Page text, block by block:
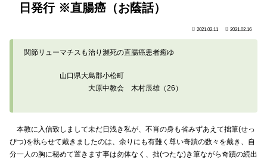
日発行 ※直腸癌（お蔭話）
2021.02.11 2021.02.16
関節リューマチスも治り瀕死の直腸癌患者癒ゆ
山口県大島郡小松町
大原中教会 木村辰雄（26）
本教に入信致しまして未だ日浅き私が、不肖の身も省みずあえて拙筆(せっ
ぴつ)を執らせて戴きましたのは、余りにも有難く尊い奇蹟の数々を戴き、自
分一人の胸に秘めて置きます事は勿体なく、拙(つたな)き筆ながら奇蹟の続出